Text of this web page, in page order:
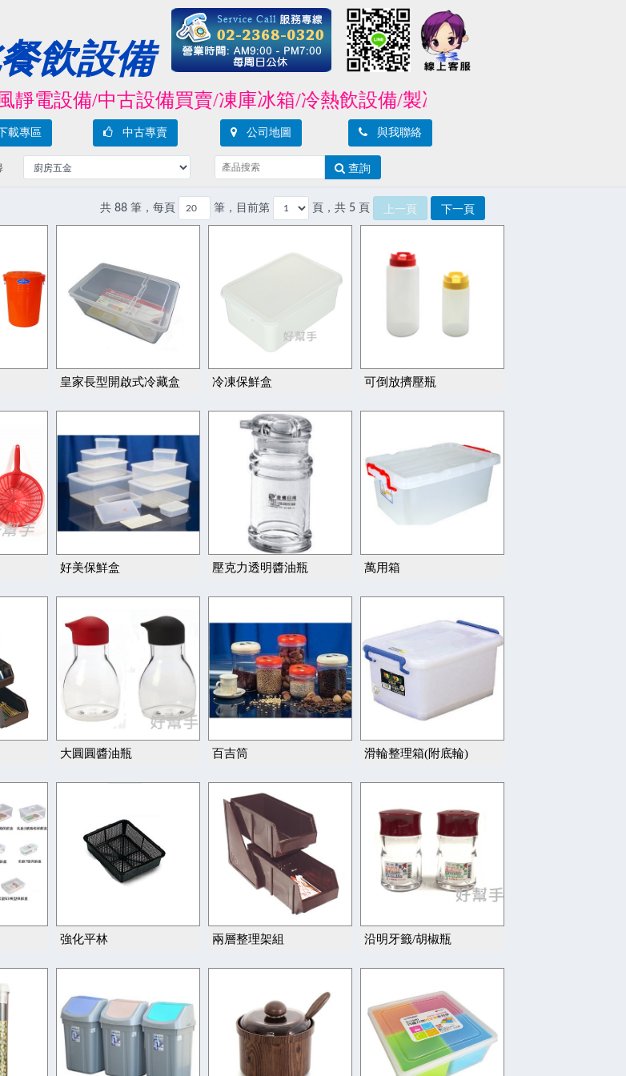
飲設備
設備/中古設備買賣/凍庫冰箱/冷熱飲設備/製冰機/封口機/攪拌機/爐具/
載專區 中古專賣 公司地圖 與我聯絡
查詢
共 88 筆，每頁 筆，目前第 頁，共 5 頁 上一頁 下一頁
皇家長型開啟式冷藏盒 冷凍保鮮盒 可倒放擠壓瓶
好美保鮮盒 壓克力透明醬油瓶 萬用箱
大圓圓醬油瓶 百吉筒 滑輪整理箱(附底輪)
強化平林 兩層整理架組 沿明牙籤/胡椒瓶